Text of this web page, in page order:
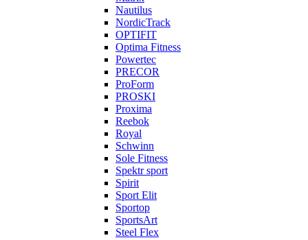
Nautilus
NordicTrack
OPTIFIT
Optima Fitness
Powertec
PRECOR
ProForm
PROSKI
Proxima
Reebok
Royal
Schwinn
Sole Fitness
Spektr sport
Spirit
Sport Elit
Sportop
SportsArt
Steel Flex